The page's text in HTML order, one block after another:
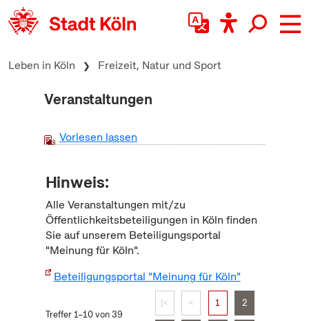
zum Inhalt springen
Leben in Köln Freizeit, Natur und Sport
Veranstaltungen
Vorlesen lassen
Hinweis:
Alle Veranstaltungen mit/zu
Öffentlichkeitsbeteiligungen in Köln finden
Sie auf unserem Beteiligungsportal
"Meinung für Köln".
Beteiligungsportal "Meinung für Köln"
Treffer 1–10 von 39
|< < 1 2